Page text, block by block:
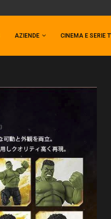
AZIENDE CINEMA E SERIE